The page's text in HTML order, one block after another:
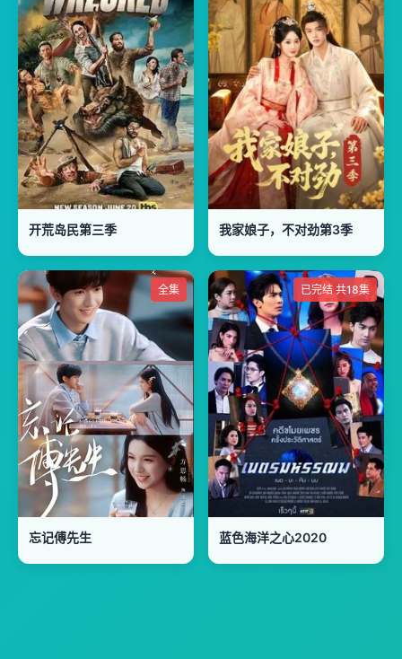
开荒岛民第三季 我家娘子，不对劲第3季
全集
忘记傅先生
已完结 共18集
蓝色海洋之心2020